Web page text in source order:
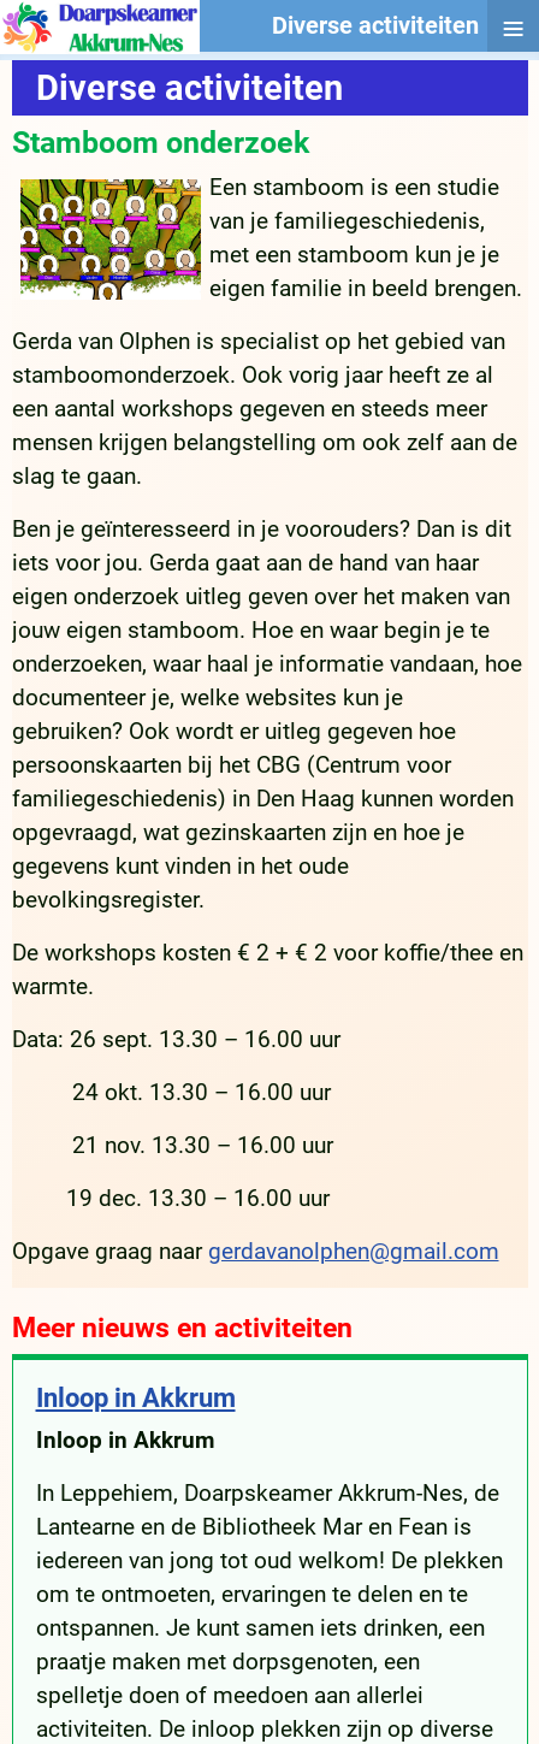
Diverse activiteiten
Stamboom onderzoek
Een stamboom is een studie
van je familiegeschiedenis,
met een stamboom kun je je
eigen familie in beeld brengen.
Gerda van Olphen is specialist op het gebied van
stamboomonderzoek. Ook vorig jaar heeft ze al
een aantal workshops gegeven en steeds meer
mensen krijgen belangstelling om ook zelf aan de
slag te gaan.
Ben je geïnteresseerd in je voorouders? Dan is dit
iets voor jou. Gerda gaat aan de hand van haar
eigen onderzoek uitleg geven over het maken van
jouw eigen stamboom. Hoe en waar begin je te
onderzoeken, waar haal je informatie vandaan, hoe
documenteer je, welke websites kun je
gebruiken? Ook wordt er uitleg gegeven hoe
persoonskaarten bij het CBG (Centrum voor
familiegeschiedenis) in Den Haag kunnen worden
opgevraagd, wat gezinskaarten zijn en hoe je
gegevens kunt vinden in het oude
bevolkingsregister.
De workshops kosten € 2 + € 2 voor koffie/thee en
warmte.
Data: 26 sept. 13.30 – 16.00 uur
24 okt. 13.30 – 16.00 uur
21 nov. 13.30 – 16.00 uur
19 dec. 13.30 – 16.00 uur
Opgave graag naar gerdavanolphen@gmail.com
Meer nieuws en activiteiten
Inloop in Akkrum
Inloop in Akkrum
In Leppehiem, Doarpskeamer Akkrum-Nes, de
Lantearne en de Bibliotheek Mar en Fean is
iedereen van jong tot oud welkom! De plekken
om te ontmoeten, ervaringen te delen en te
ontspannen. Je kunt samen iets drinken, een
praatje maken met dorpsgenoten, een
spelletje doen of meedoen aan allerlei
activiteiten. De inloop plekken zijn op diverse
Diverse activiteiten ≡